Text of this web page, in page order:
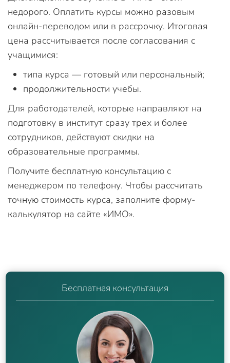
недорого. Оплатить курсы можно разовым
онлайн-переводом или в рассрочку. Итоговая
цена рассчитывается после согласования с
учащимися:
типа курса — готовый или персональный;
продолжительности учебы.
Для работодателей, которые направляют на
подготовку в институт сразу трех и более
сотрудников, действуют скидки на
образовательные программы.
Получите бесплатную консультацию с
менеджером по телефону. Чтобы рассчитать
точную стоимость курса, заполните форму-
калькулятор на сайте «ИМО».
Бесплатная консультация